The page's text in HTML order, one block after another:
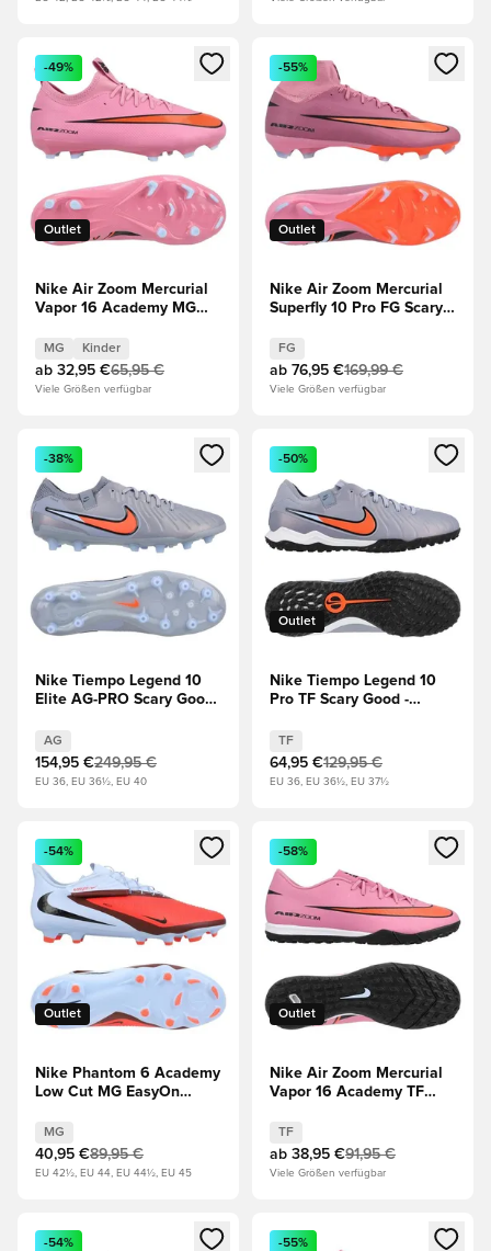
Öffnet ein neues Fenster zum Anmelden oder Registrieren
Outlet
-49%
Nike Air Zoom Mercurial
Vapor 16 Academy MG
Flamingo/Schwarz/Total
Crimson Kinder
MG Kinder
ab 32,95 €65,95 €
Viele Größen verfügbar
Öffnet ein neues Fenster
Outlet
-55%
Nike Air Zoom Mercurial
Superfly 10 Pro FG Scary
Flamingo/Schwarz/Total
Crimson
FG
ab 76,95 €169,99 €
Viele Größen verfügbar
Öffnet ein neues Fenster zum Anmelden oder Registrieren
-38%
Nike Tiempo Legend 10
Elite AG-PRO Scary Good
AG
154,95 €249,95 €
EU 36, EU 36½, EU 40
Öffnet ein neues Fenster
Outlet
-50%
Nike Tiempo Legend 10
Pro TF Scary Good -
TF
64,95 €129,95 €
EU 36, EU 36½, EU 37½
Öffnet ein neues Fenster zum Anmelden oder Registrieren
Outlet
-54%
Nike Phantom 6 Academy
Low Cut MG EasyOn
MG
40,95 €89,95 €
EU 42½, EU 44, EU 44½, EU 45
Öffnet ein neues Fenster
Outlet
-58%
Nike Air Zoom Mercurial
Vapor 16 Academy TF
Flamingo/Schwarz/Total
Crimson
TF
ab 38,95 €91,95 €
Viele Größen verfügbar
Öffnet ein neues Fenster zum Anmelden oder Registrieren
-54%
Öffnet ein neues Fenster
-55%